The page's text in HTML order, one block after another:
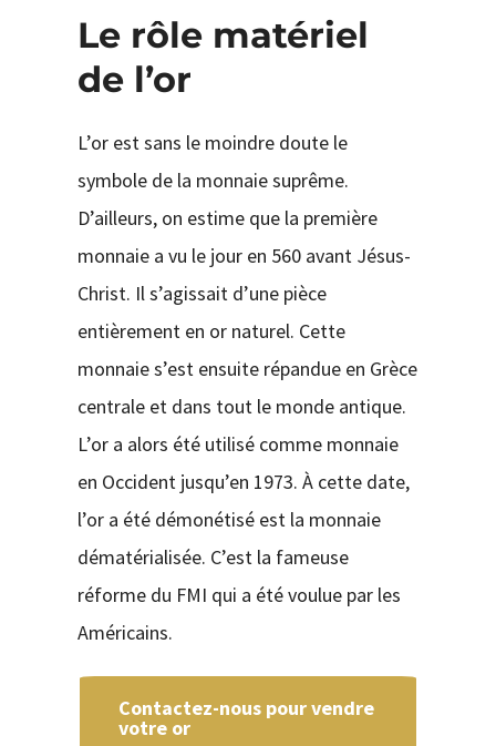
Le rôle matériel
de l’or
L’or est sans le moindre doute le
symbole de la monnaie suprême.
D’ailleurs, on estime que la première
monnaie a vu le jour en 560 avant Jésus-
Christ. Il s’agissait d’une pièce
entièrement en or naturel. Cette
monnaie s’est ensuite répandue en Grèce
centrale et dans tout le monde antique.
L’or a alors été utilisé comme monnaie
en Occident jusqu’en 1973. À cette date,
l’or a été démonétisé est la monnaie
dématérialisée. C’est la fameuse
réforme du FMI qui a été voulue par les
Américains.
Contactez-nous pour vendre
votre or